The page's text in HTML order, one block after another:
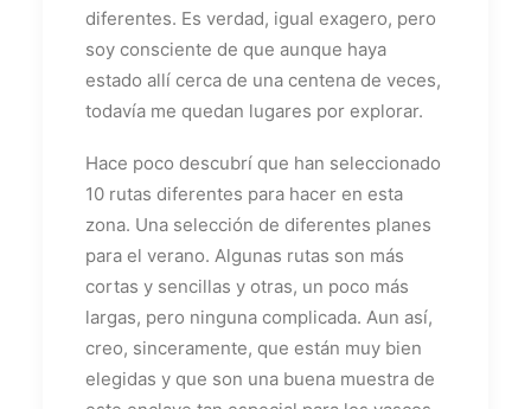
diferentes. Es verdad, igual exagero, pero
soy consciente de que aunque haya
estado allí cerca de una centena de veces,
todavía me quedan lugares por explorar.
Hace poco descubrí que han seleccionado
10 rutas diferentes para hacer en esta
zona. Una selección de diferentes planes
para el verano. Algunas rutas son más
cortas y sencillas y otras, un poco más
largas, pero ninguna complicada. Aun así,
creo, sinceramente, que están muy bien
elegidas y que son una buena muestra de